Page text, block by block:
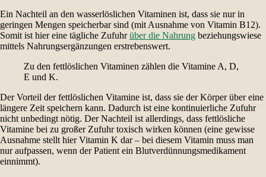
Ein Nachteil an den wasserlöslichen Vitaminen ist, dass sie nur in
geringen Mengen speicherbar sind (mit Ausnahme von Vitamin B12).
Somit ist hier eine tägliche Zufuhrüber die Nahrung beziehungswiese
mittels Nahrungsergänzungen erstrebenswert.
Zu den fettlöslichen Vitaminen zählen die Vitamine A, D,
E und K.
Der Vorteil der fettlöslichen Vitamine ist, dass sie der Körper über eine
längere Zeit speichern kann. Dadurch ist eine kontinuierliche Zufuhr
nicht unbedingt nötig. Der Nachteil ist allerdings, dass fettlösliche
Vitamine bei zu großer Zufuhr toxisch wirken können (eine gewisse
Ausnahme stellt hier Vitamin K dar – bei diesem Vitamin muss man
nur aufpassen, wenn der Patient ein Blutverdünnungsmedikament
einnimmt).